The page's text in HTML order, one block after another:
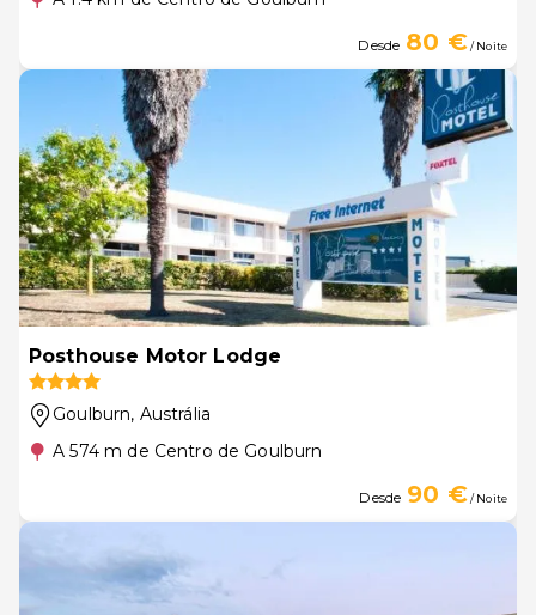
Desde 80 €/ Noite
Posthouse Motor Lodge
Goulburn, Austrália
A 574 m de Centro de Goulburn
Desde 90 €/ Noite